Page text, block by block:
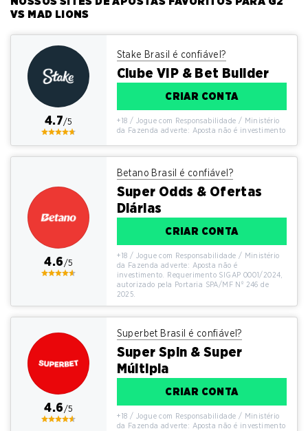
VS MAD LIONS
4.7/5
Stake Brasil é confiável?
Clube VIP & Bet Builder
CRIAR CONTA
+18 / Jogue com Responsabilidade / Ministério
da Fazenda adverte: Aposta não é investimento
4.6 /5
Betano Brasil é confiável?
Super Odds & Ofertas
Diárias
CRIAR CONTA
+18 / Jogue com Responsabilidade / Ministério
da Fazenda adverte: Aposta não é
investimento. Requerimento SIGAP 0001/2024,
autorizado pela Portaria SPA/MF Nº 246 de
2025.
4.6 /5
Superbet Brasil é confiável?
Super Spin & Super
Múltipla
CRIAR CONTA
+18 / Jogue com Responsabilidade / Ministério
da Fazenda adverte: Aposta não é investimento